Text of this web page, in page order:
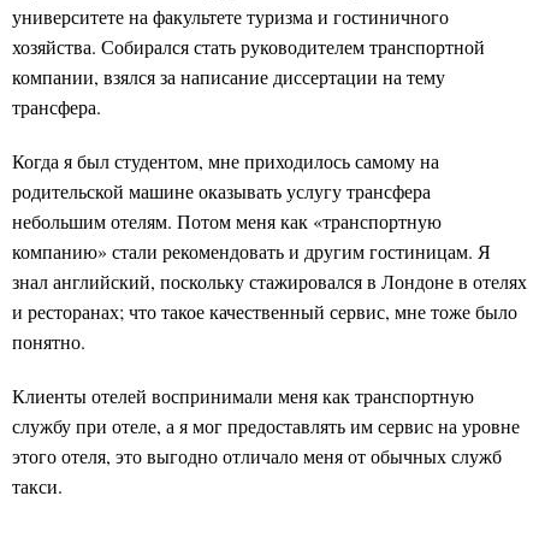
университете на факультете туризма и гостиничного
хозяйства. Собирался стать руководителем транспортной
компании, взялся за написание диссертации на тему
трансфера.
Когда я был студентом, мне приходилось самому на
родительской машине оказывать услугу трансфера
небольшим отелям. Потом меня как «транспортную
компанию» стали рекомендовать и другим гостиницам. Я
знал английский, поскольку стажировался в Лондоне в отелях
и ресторанах; что такое качественный сервис, мне тоже было
понятно.
Клиенты отелей воспринимали меня как транспортную
службу при отеле, а я мог предоставлять им сервис на уровне
этого отеля, это выгодно отличало меня от обычных служб
такси.